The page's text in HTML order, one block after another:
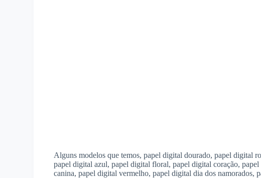
Alguns modelos que temos, papel digital dourado, papel digital
papel digital azul, papel digital floral, papel digital coração,
canina, papel digital vermelho, papel digital dia dos